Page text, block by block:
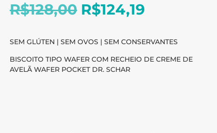
R$128,00 R$124,19
SEM GLÚTEN | SEM OVOS | SEM CONSERVANTES
BISCOITO TIPO WAFER COM RECHEIO DE CREME DE
AVELÃ WAFER POCKET DR. SCHAR